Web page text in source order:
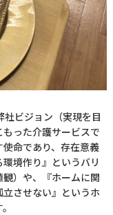
社ビジョン（実現を目
った介護サービスで
命であり、存在意義
境作り』というバリ
）や、『ホームに関
させない』というホ